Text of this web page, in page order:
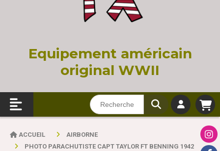
Equipement américain
original WWII
ACCUEIL
AIRBORNE
PHOTO PARACHUTISTE CAPT TAYLOR FT BENNING 1942